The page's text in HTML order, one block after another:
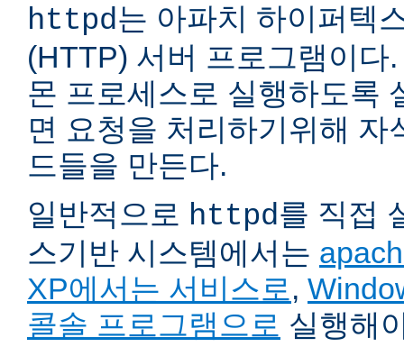
httpd는 아파치 하이퍼텍
(HTTP) 서버 프로그램이다
몬 프로세스로 실행하도록
면 요청을 처리하기위해 자
드들을 만든다.
일반적으로 httpd를 직접
스기반 시스템에서는
XP에서는 서비스로 ,
콜솔 프로그램으로 실행해